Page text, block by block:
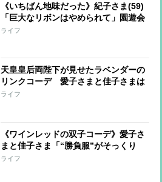
《いちばん地味だった》紀子さま(59)
「巨大なリボンはやめられて」園遊会
ファッションは「ひときわ渋いカーキ
ライフ
天皇皇后両陛下が見せたラベンダーの
リンクコーデ 愛子さまと佳子さまは
おそろいの赤
ライフ
《ワインレッドの双子コーデ》愛子さ
まと佳子さま「“勝負服”がそっくり
で」知られざる仲良しエピソード
ライフ